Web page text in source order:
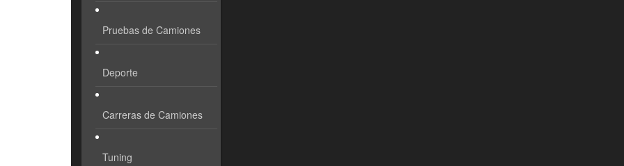
Pruebas de Camiones
Deporte
Carreras de Camiones
Tuning